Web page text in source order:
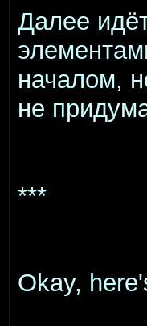
Далее
началом,
не
***
Okay,